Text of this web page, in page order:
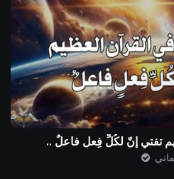
تفتي إنّ لكُلِّ فِعلٍ فاعلٌ ..